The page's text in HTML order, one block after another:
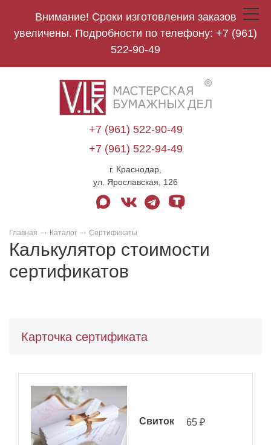
Внимание! Сроки изготовления заказов
увеличены. Подробности по телефону: +7 (961)
522-90-49
V.Lek
logo
+7 (961) 522-90-49
+7 (961) 522-94-49
г. Краснодар,
ул. Ярославская, 126
max vk telegramtenchat
Toggle
Главная Каталог Сертификаты
Калькулятор стоимости
сертификатов
Карточка сертификата
Свиток 65